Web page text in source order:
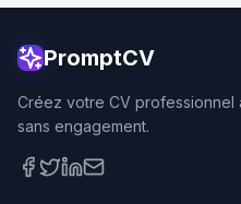
PromptCV
Créez votre CV professionnel
sans engagement.